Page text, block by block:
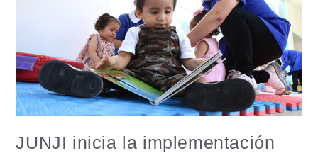
JUNJI inicia la implementación